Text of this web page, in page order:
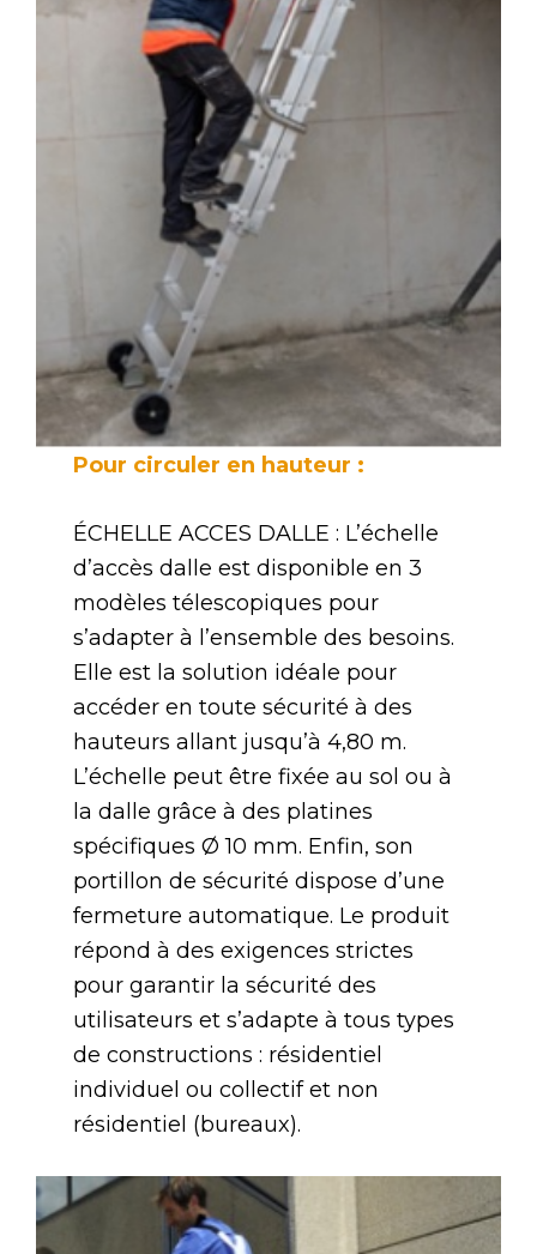
Pour circuler en hauteur :
ÉCHELLE ACCES DALLE : L’échelle
d’accès dalle est disponible en 3
modèles télescopiques pour
s’adapter à l’ensemble des besoins.
Elle est la solution idéale pour
accéder en toute sécurité à des
hauteurs allant jusqu’à 4,80 m.
L’échelle peut être fixée au sol ou à
la dalle grâce à des platines
spécifiques Ø 10 mm. Enfin, son
portillon de sécurité dispose d’une
fermeture automatique. Le produit
répond à des exigences strictes
pour garantir la sécurité des
utilisateurs et s’adapte à tous types
de constructions : résidentiel
individuel ou collectif et non
résidentiel (bureaux).